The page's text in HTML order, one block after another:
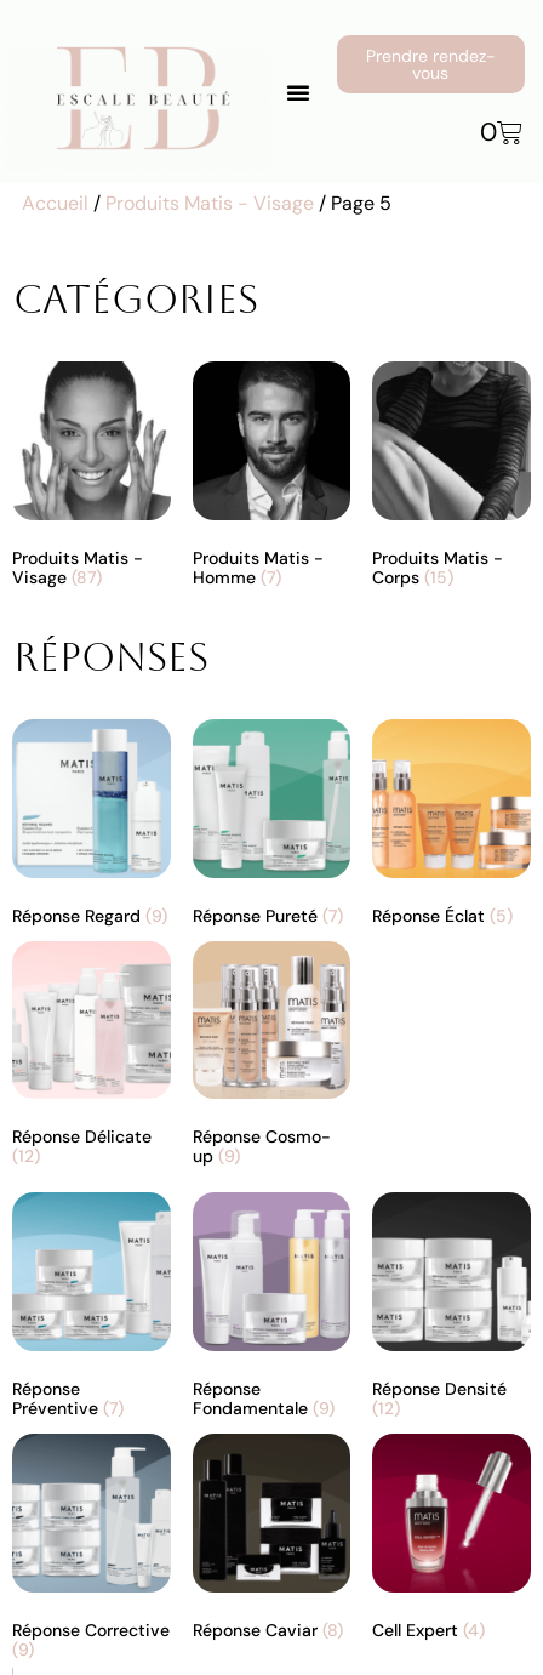
Prendre rendez-
vous
0
Accueil / Produits Matis - Visage/ Page 5
Catégories
Produits Matis -
Visage (87)
Produits Matis -
Homme (7)
Produits Matis -
Corps (15)
Réponses
Réponse Regard (9) Réponse Pureté (7) Réponse Éclat (5)
Réponse Délicate
(12)
Réponse Cosmo-
up (9)
Réponse
Préventive (7)
Réponse
Fondamentale (9)
Réponse Densité
(12)
Réponse Corrective
(9)
Réponse Caviar (8) Cell Expert (4)